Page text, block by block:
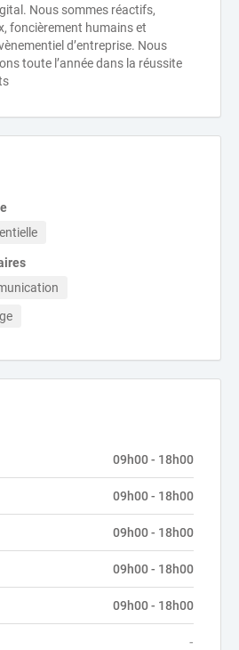
Nous sommes réactifs,
foncièrement humains et
d’entreprise. Nous
toute l’année dans la réussite
09h00 - 18h00
09h00 - 18h00
09h00 - 18h00
09h00 - 18h00
09h00 - 18h00
-